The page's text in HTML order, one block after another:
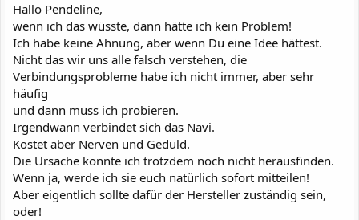
Hallo Pendeline,
wenn ich das wüsste, dann hätte ich kein Problem!
Ich habe keine Ahnung, aber wenn Du eine Idee hättest.
Nicht das wir uns alle falsch verstehen, die
Verbindungsprobleme habe ich nicht immer, aber sehr
häufig
und dann muss ich probieren.
Irgendwann verbindet sich das Navi.
Kostet aber Nerven und Geduld.
Die Ursache konnte ich trotzdem noch nicht herausfinden.
Wenn ja, werde ich sie euch natürlich sofort mitteilen!
Aber eigentlich sollte dafür der Hersteller zuständig sein,
oder!